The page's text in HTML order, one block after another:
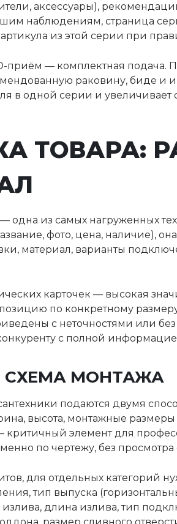
аксессуары),
наблюдениям, страница
артикула из этой серии при
— комплектная подача.
раковину, биде и
в одной серии и увеличивает
ТОВАРА:
— одна из самых нагруженных
фото, цена, наличие),
материал, варианты
карточек — высокая
по конкретному
с неточностями или
с полной
СХЕМА МОНТАЖА
подаются двумя
высота, монтажные
критичный элемент для
по чертежу, без просмотра
для отдельных категорий
тип выпуска
длина излива, тип